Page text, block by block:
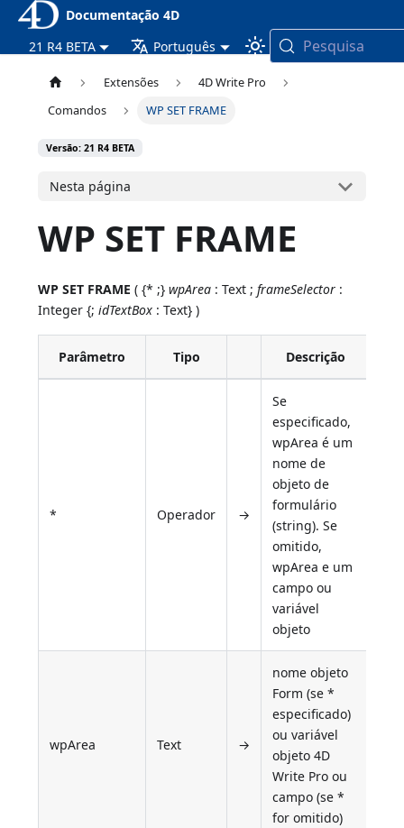
Documentação 4D
21 R4 BETA
Português Pesquisa
Extensões
4D Write Pro
Comandos
WP SET FRAME
Versão: 21 R4 BETA
Nesta página
WP SET FRAME
WP SET FRAME ( {* ;}wpArea : Text ;frameSelector :
Integer {;idTextBox : Text} )
Parâmetro Tipo Descrição
* Operador →
Se
especificado,
wpArea é um
nome de
objeto de
formulário
(string). Se
omitido,
wpArea e um
campo ou
variável
objeto
wpArea Text →
nome objeto
Form (se *
especificado)
ou variável
objeto 4D
Write Pro ou
campo (se *
for omitido)